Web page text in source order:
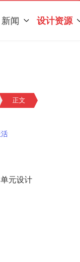
新闻 设计资源
正文
元设计